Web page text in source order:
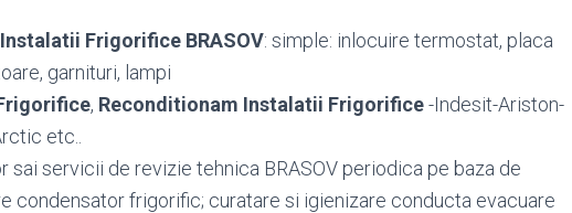
Frigorifice BRASOV: simple: inlocuire termostat, placa
garnituri, lampi
, Reconditionam Instalatii Frigorifice-Indesit-Ariston-
etc..
sai servicii de revizie tehnica BRASOV periodica pe baza de
condensator frigorific; curatare si igienizare conducta evacuare